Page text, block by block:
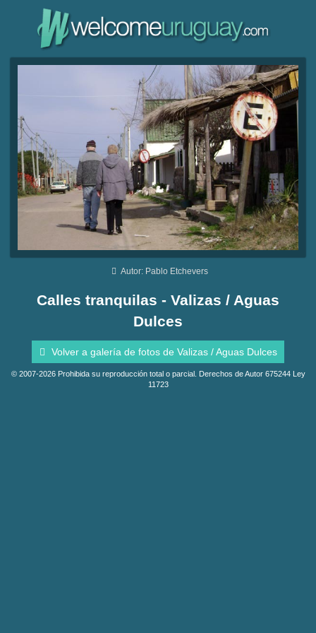
Autor: Pablo Etchevers
Calles tranquilas - Valizas / Aguas
Dulces
Volver a galería de fotos de Valizas / Aguas Dulces
© 2007-2026 Prohibida su reproducción total o parcial. Derechos de Autor 675244 Ley
11723